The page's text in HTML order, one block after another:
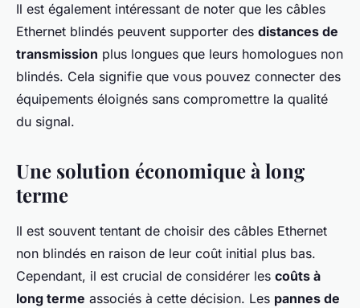
Il est également intéressant de noter que les câbles
Ethernet blindés peuvent supporter des distances de
transmission plus longues que leurs homologues non
blindés. Cela signifie que vous pouvez connecter des
équipements éloignés sans compromettre la qualité
du signal.
Une solution économique à long
terme
Il est souvent tentant de choisir des câbles Ethernet
non blindés en raison de leur coût initial plus bas.
Cependant, il est crucial de considérer les coûts à
long terme associés à cette décision. Les pannes de